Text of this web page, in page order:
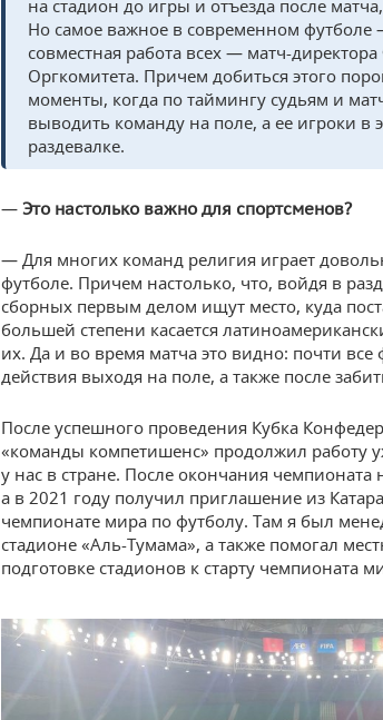
на стадион до игры и отъезда после
Но самое важное в современном футболе
совместная работа всех — матч-
Оргкомитета. Причем добиться этого
моменты, когда по таймингу судьям и
выводить команду на поле, а ее игроки в
раздевалке.
— Это настолько важно для спортсменов?
— Для многих команд религия играет
футболе. Причем настолько, что, войдя в
сборных первым делом ищут место, куда
большей степени касается
их. Да и во время матча это видно: почти
действия выходя на поле, а также после
После успешного проведения Кубка
«команды компетишенс» продолжил работу
у нас в стране. После окончания чемпионата
а в 2021 году получил приглашение из
чемпионате мира по футболу. Там я был
стадионе «Аль-Тумама», а также помогал
подготовке стадионов к старту чемпионата